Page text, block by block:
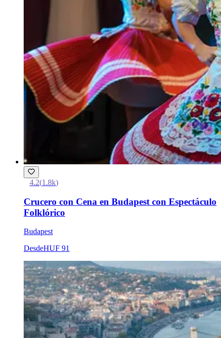
4.2(1.8k)
Crucero con Cena en Budapest con Espectáculo
Folklórico
Budapest
DesdeHUF 91